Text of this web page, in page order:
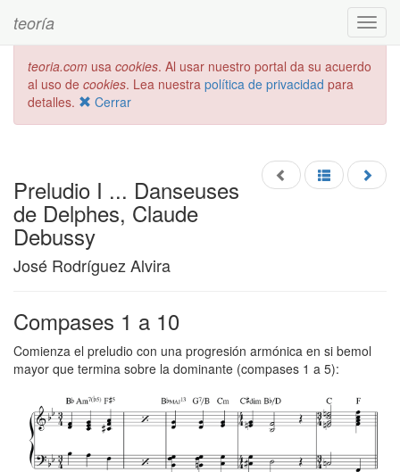
teoría
teoria.com usa cookies. Al usar nuestro portal da su acuerdo
al uso de cookies. Lea nuestra política de privacidad para
detalles.
Cerrar
Preludio I ... Danseuses
de Delphes, Claude
Debussy
José Rodríguez Alvira
Compases 1 a 10
Comienza el preludio con una progresión armónica en si bemol
mayor que termina sobre la dominante (compases 1 a 5):